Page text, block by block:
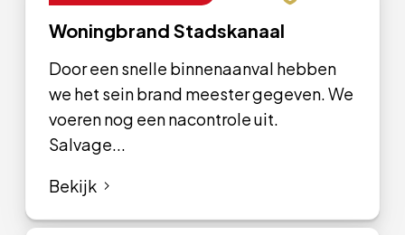
Woningbrand Stadskanaal
Door een snelle binnenaanval hebben
we het sein brand meester gegeven. We
voeren nog een nacontrole uit.
Salvage...
Bekijk